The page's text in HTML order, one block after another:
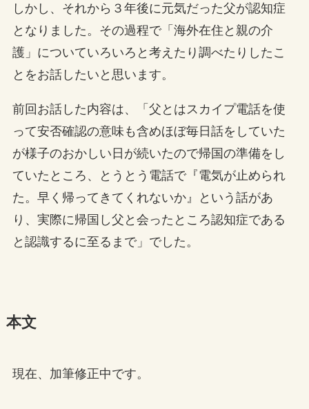
しかし、それから３年後に元気だった父が認知症
となりました。その過程で「海外在住と親の介
護」についていろいろと考えたり調べたりしたこ
とをお話したいと思います。
前回お話した内容は、「父とはスカイプ電話を使
って安否確認の意味も含めほぼ毎日話をしていた
が様子のおかしい日が続いたので帰国の準備をし
ていたところ、とうとう電話で『電気が止められ
た。早く帰ってきてくれないか』という話があ
り、実際に帰国し父と会ったところ認知症である
と認識するに至るまで」でした。
本文
現在、加筆修正中です。